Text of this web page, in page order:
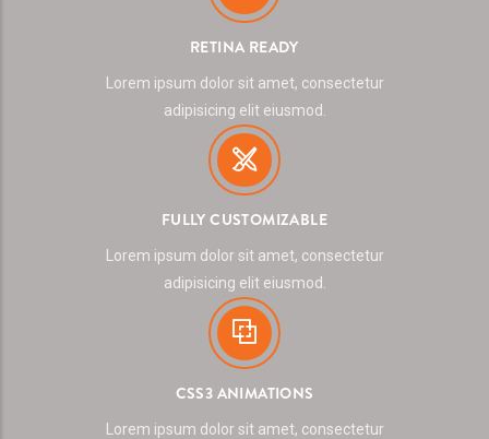
RETINA READY
Lorem ipsum dolor sit amet, consectetur
adipisicing elit eiusmod.
FULLY CUSTOMIZABLE
Lorem ipsum dolor sit amet, consectetur
adipisicing elit eiusmod.
CSS3 ANIMATIONS
Lorem ipsum dolor sit amet, consectetur